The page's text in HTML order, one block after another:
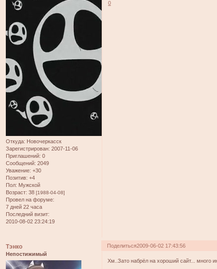
Откуда: Новочеркасск
Зарегистрирован: 2007-11-06
Приглашений: 0
Сообщений: 2049
Уважение: +30
Позитив: +4
Пол: Мужской
Возраст: 38 [1988-04-08]
Провел на форуме:
7 дней 22 часа
Последний визит:
2010-08-02 23:24:19
0
Поделиться2009-06-02 17:43:56
Тэнко
Непостижимый
Хм..Зато набрёл на хороший сайт... много